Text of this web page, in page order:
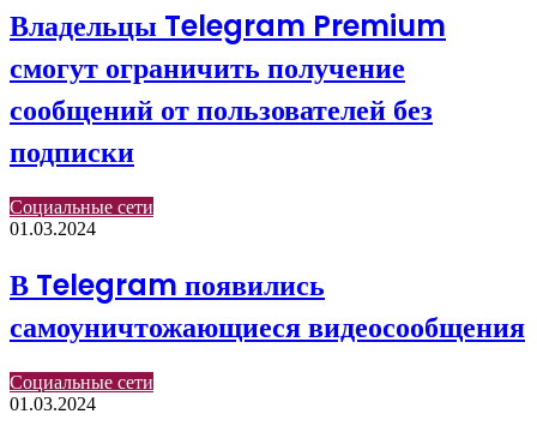
Владельцы Telegram Premium
смогут ограничить получение
сообщений от пользователей без
подписки
Социальные сети
01.03.2024
В Telegram появились
самоуничтожающиеся видеосообщения
Социальные сети
01.03.2024